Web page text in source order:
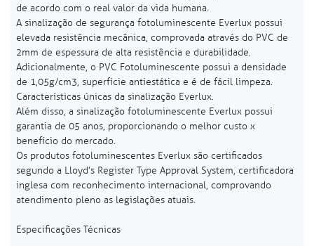
de acordo com o real valor da vida humana.
A sinalização de segurança fotoluminescente Everlux possui
elevada resistência mecânica, comprovada através do PVC de
2mm de espessura de alta resistência e durabilidade.
Adicionalmente, o PVC Fotoluminescente possui a densidade
de 1,05g/cm3, superfície antiestática e é de fácil limpeza.
Características únicas da sinalização Everlux.
Além disso, a sinalização fotoluminescente Everlux possui
garantia de 05 anos, proporcionando o melhor custo x
benefício do mercado.
Os produtos fotoluminescentes Everlux são certificados
segundo a Lloyd’s Register Type Approval System, certificadora
inglesa com reconhecimento internacional, comprovando
atendimento pleno as legislações atuais.
Especificações Técnicas